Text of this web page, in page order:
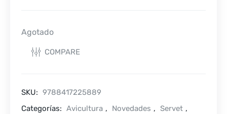
Agotado
COMPARE
SKU: 9788417225889
Categorías: Avicultura , Novedades , Servet ,